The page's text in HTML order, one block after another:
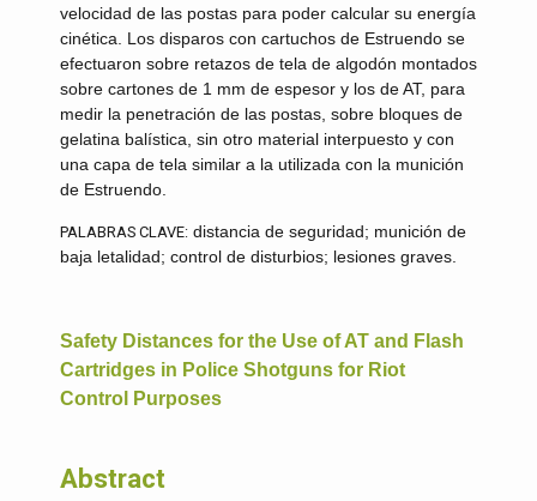
velocidad de las postas para poder calcular su energía
cinética. Los disparos con cartuchos de Estruendo se
efectuaron sobre retazos de tela de algodón montados
sobre cartones de 1 mm de espesor y los de AT, para
medir la penetración de las postas, sobre bloques de
gelatina balística, sin otro material interpuesto y con
una capa de tela similar a la utilizada con la munición
de Estruendo.
PALABRAS CLAVE: distancia de seguridad; munición de
baja letalidad; control de disturbios; lesiones graves.
Safety Distances for the Use of AT and Flash
Cartridges in Police Shotguns for Riot
Control Purposes
Abstract